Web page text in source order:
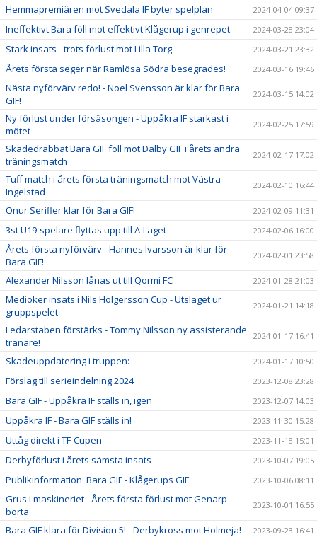
Hemmapremiären mot Svedala IF byter spelplan 2024-04-04 09:37
Ineffektivt Bara föll mot effektivt Klågerup i genrepet 2024-03-28 23:04
Stark insats - trots förlust mot Lilla Torg 2024-03-21 23:32
Årets första seger när Ramlösa Södra besegrades! 2024-03-16 19:46
Nästa nyförvärv redo! - Noel Svensson är klar för Bara
GIF!
2024-03-15 14:02
Ny förlust under försäsongen - Uppåkra IF starkast i
mötet
2024-02-25 17:59
Skadedrabbat Bara GIF föll mot Dalby GIF i årets andra
träningsmatch
2024-02-17 17:02
Tuff match i årets första träningsmatch mot Västra
Ingelstad
2024-02-10 16:44
Onur Serifler klar för Bara GIF! 2024-02-09 11:31
3st U19-spelare flyttas upp till A-Laget 2024-02-06 16:00
Årets första nyförvärv - Hannes Ivarsson är klar för
Bara GIF!
2024-02-01 23:58
Alexander Nilsson lånas ut till Qormi FC 2024-01-28 21:03
Medioker insats i Nils Holgersson Cup - Utslaget ur
gruppspelet
2024-01-21 14:18
Ledarstaben förstärks - Tommy Nilsson ny assisterande
tränare!
2024-01-17 16:41
Skadeuppdatering i truppen: 2024-01-17 10:50
Förslag till serieindelning 2024 2023-12-08 23:28
Bara GIF - Uppåkra IF ställs in, igen 2023-12-07 14:03
Uppåkra IF - Bara GIF ställs in! 2023-11-30 15:28
Uttåg direkt i TF-Cupen 2023-11-18 15:01
Derbyförlust i årets sämsta insats 2023-10-07 19:05
Publikinformation: Bara GIF - Klågerups GIF 2023-10-06 08:11
Grus i maskineriet - Årets första förlust mot Genarp
borta
2023-10-01 16:55
Bara GIF klara för Division 5! - Derbykross mot Holmeja! 2023-09-23 16:41